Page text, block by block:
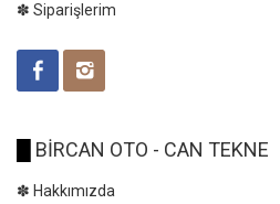
✽ Siparişlerim
BİRCAN OTO - CAN TEKNE
✽ Hakkımızda